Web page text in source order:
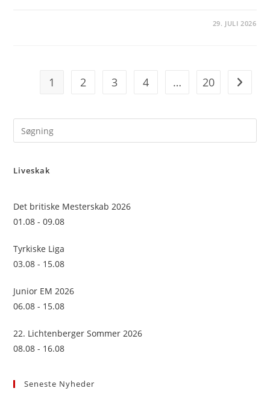
29. JULI 2026
1 2 3 4 … 20 Go to
Liveskak
Det britiske Mesterskab 2026
01.08 - 09.08
Tyrkiske Liga
03.08 - 15.08
Junior EM 2026
06.08 - 15.08
22. Lichtenberger Sommer 2026
08.08 - 16.08
Seneste Nyheder